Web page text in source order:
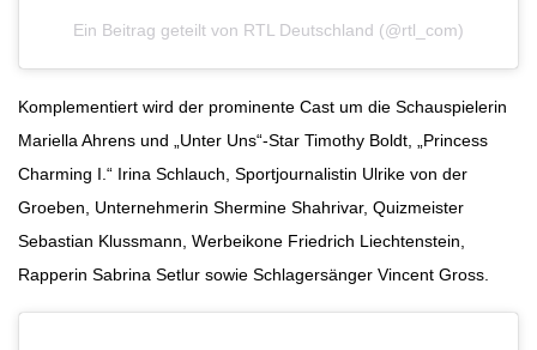
Ein Beitrag geteilt von RTL Deutschland (@rtl_com)
Komplementiert wird der prominente Cast um die Schauspielerin
Mariella Ahrens und „Unter Uns“-Star Timothy Boldt, „Princess
Charming I.“ Irina Schlauch, Sportjournalistin Ulrike von der
Groeben, Unternehmerin Shermine Shahrivar, Quizmeister
Sebastian Klussmann, Werbeikone Friedrich Liechtenstein,
Rapperin Sabrina Setlur sowie Schlagersänger Vincent Gross.